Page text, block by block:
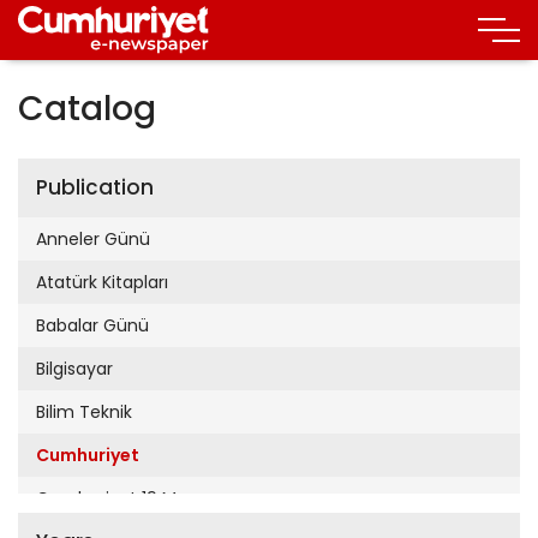
Catalog
Publication
Anneler Günü
Atatürk Kitapları
Babalar Günü
Bilgisayar
Bilim Teknik
Cumhuriyet
Cumhuriyet 19 Mayıs